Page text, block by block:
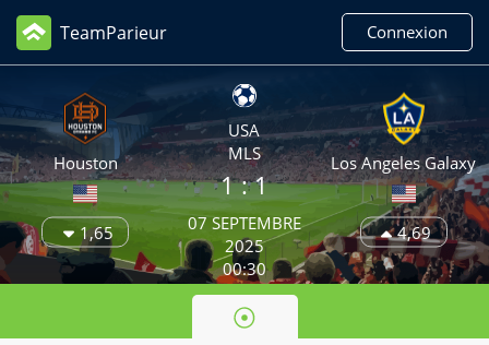
TeamParieur Connexion
Houston
1,65
USA
MLS
1 : 1
07 SEPTEMBRE
2025
00:30
Los Angeles Galaxy
4,69